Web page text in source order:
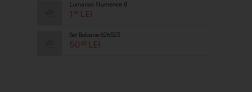
Lumanari Numerice 8
1 .99
Set Baloane 626523
50 .83